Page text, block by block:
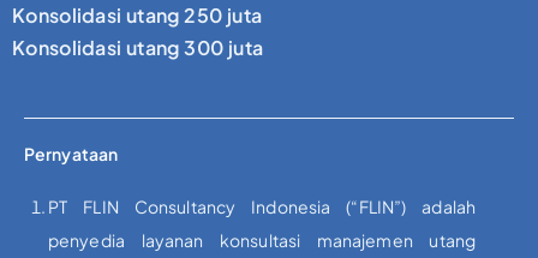
Konsolidasi utang 250 juta
Konsolidasi utang 300 juta
Pernyataan
PT FLIN Consultancy Indonesia (“FLIN”) adalah
penyedia layanan konsultasi manajemen utang